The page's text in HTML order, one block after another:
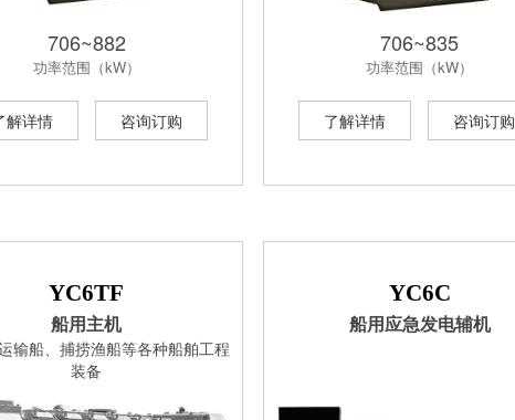
706~882
功率范围（kW）
解详情 咨询订购
706~835
功率范围（kW）
了解详情 咨询订购
YC6TF
船用主机
输船、捕捞渔船等各种船舶工程
装备
YC6C
船用应急发电辅机